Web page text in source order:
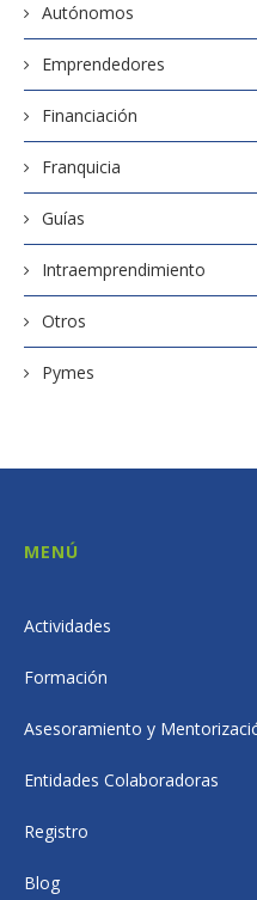
Autónomos
Emprendedores
Financiación
Franquicia
Guías
Intraemprendimiento
Otros
Pymes
MENÚ
Actividades
Formación
Asesoramiento y
Entidades Colaboradoras
Registro
Blog